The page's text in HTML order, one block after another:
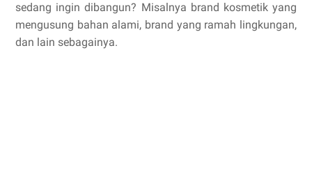
sedang ingin dibangun? Misalnya brand kosmetik yang
mengusung bahan alami, brand yang ramah lingkungan,
dan lain sebagainya.